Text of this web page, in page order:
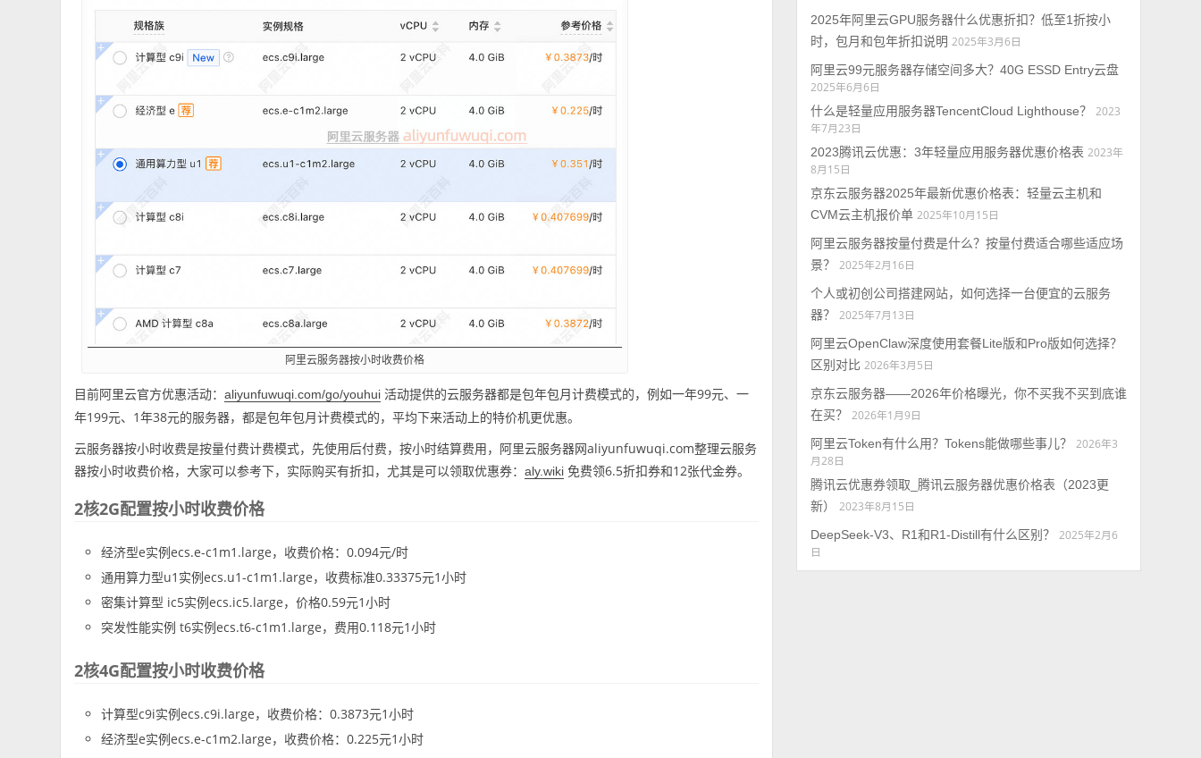
阿里云服务器按小时收费价格
目前阿里云官方优惠活动：aliyunfuwuqi.com/go/youhui 活动提供的云服务器都是包年包月计费模式的，例如一年99元、一
年199元、1年38元的服务器，都是包年包月计费模式的，平均下来活动上的特价机更优惠。
云服务器按小时收费是按量付费计费模式，先使用后付费，按小时结算费用，阿里云服务器网aliyunfuwuqi.com整理云服务
器按小时收费价格，大家可以参考下，实际购买有折扣，尤其是可以领取优惠券：aly.wiki 免费领6.5折扣券和12张代金券。
2核2G配置按小时收费价格
经济型e实例ecs.e-c1m1.large，收费价格：0.094元/时
通用算力型u1实例ecs.u1-c1m1.large，收费标准0.33375元1小时
密集计算型 ic5实例ecs.ic5.large，价格0.59元1小时
突发性能实例 t6实例ecs.t6-c1m1.large，费用0.118元1小时
2核4G配置按小时收费价格
计算型c9i实例ecs.c9i.large，收费价格：0.3873元1小时
经济型e实例ecs.e-c1m2.large，收费价格：0.225元1小时
2025年阿里云GPU服务器什么优惠折扣？低至1折按小
时，包月和包年折扣说明 2025年3月6日
阿里云99元服务器存储空间多大？40G ESSD Entry云盘
2025年6月6日
什么是轻量应用服务器TencentCloud Lighthouse？
2023
年7月23日
2023腾讯云优惠：3年轻量应用服务器优惠价格表 2023年
8月15日
京东云服务器2025年最新优惠价格表：轻量云主机和
CVM云主机报价单 2025年10月15日
阿里云服务器按量付费是什么？按量付费适合哪些适应场
景？
2025年2月16日
个人或初创公司搭建网站，如何选择一台便宜的云服务
器？
2025年7月13日
阿里云OpenClaw深度使用套餐Lite版和Pro版如何选择？
区别对比 2026年3月5日
京东云服务器——2026年价格曝光，你不买我不买到底谁
在买？
2026年1月9日
阿里云Token有什么用？Tokens能做哪些事儿？
2026年3
月28日
腾讯云优惠券领取_腾讯云服务器优惠价格表（2023更
新）
2023年8月15日
DeepSeek-V3、R1和R1-Distill有什么区别？
2025年2月6
日